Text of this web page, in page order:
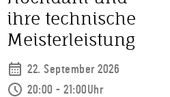
ihre technische
Meisterleistung
22. September 2026
20:00 - 21:00Uhr